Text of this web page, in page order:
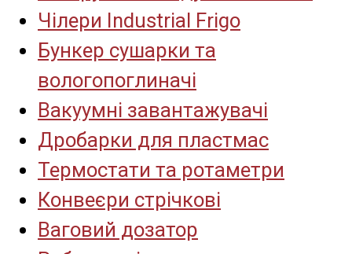
Чілери Industrial Frigo
Бункер сушарки та
вологопоглиначі
Вакуумні завантажувачі
Дробарки для пластмас
Термостати та ротаметри
Конвеєри стрічкові
Ваговий дозатор